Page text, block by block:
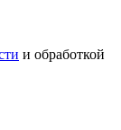
и обработкой